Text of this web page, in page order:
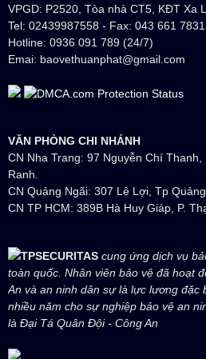
VPGD: P2520, Tòa nhà CT5, KĐT Xa
Tel: 02439987558 - Fax: 043 661 7831
Hotline: 0936 091 789 (24/7)
Emai: baovethuanphat@gmail.com
VĂN PHÒNG CHI NHÁNH
CN Nha Trang: 97 Nguyễn Chí Thanh,
Ranh.
CN Quảng Ngãi: 307 Lê Lợi, Tp
CN TP HCM: 389B Hà Huy Giáp, P.
TPSECURITAS cung ứng dịch vụ
toàn quốc. Nhân viên bảo vệ đã hoạt
An và an ninh dân sự là lực lương đặc
nhiều năm cho sự nghiệp bảo vệ an
là Đại Tá Quân Đội - Công An